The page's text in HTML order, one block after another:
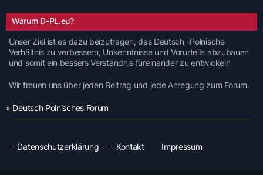
Warum D-PL.eu?
Unser Ziel ist es dazu beizutragen, das Deutsch -Polnische
Verhältnis zu verbessern, Unkenntnisse und Vorurteile abzubauen
und somit ein bessers Verständnis füreinander zu entwickeln
Wir freuen uns über jeden Beitrag und jede Anregung zum Forum.
» Deutsch Polnisches Forum
Datenschutzerklärung Kontakt Impressum